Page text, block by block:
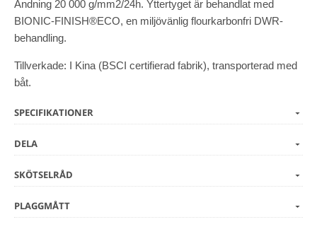
Andning 20 000 g/mm2/24h. Yttertyget är behandlat med
BIONIC-FINISH®ECO, en miljövänlig flourkarbonfri DWR-
behandling.
Tillverkade: I Kina (BSCI certifierad fabrik), transporterad med
båt.
SPECIFIKATIONER
DELA
SKÖTSELRÅD
PLAGGMÅTT